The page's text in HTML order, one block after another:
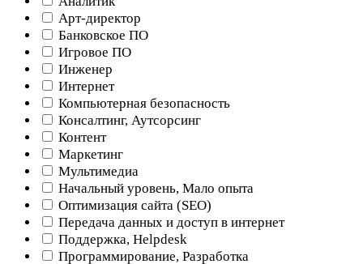
Арт-директор
Банковское ПО
Игровое ПО
Инженер
Интернет
Компьютерная безопасность
Консалтинг, Аутсорсинг
Контент
Маркетинг
Мультимедиа
Начальный уровень, Мало опыта
Оптимизация сайта (SEO)
Передача данных и доступ в интернет
Поддержка, Helpdesk
Программирование, Разработка